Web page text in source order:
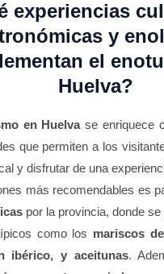
experiencias
y
el
Huelva?
en Huelvase enriquece
que permiten a los
y disfrutar de una
más recomendables es
por la provincia, donde
como los mariscos
ibérico, y aceitunas.